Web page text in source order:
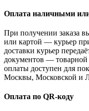
Оплата наличными
При получении заказа
или картой — курьер
доставки курьер
документов —
оплаты доступен для
Москвы, Московской и
Оплата по QR-коду